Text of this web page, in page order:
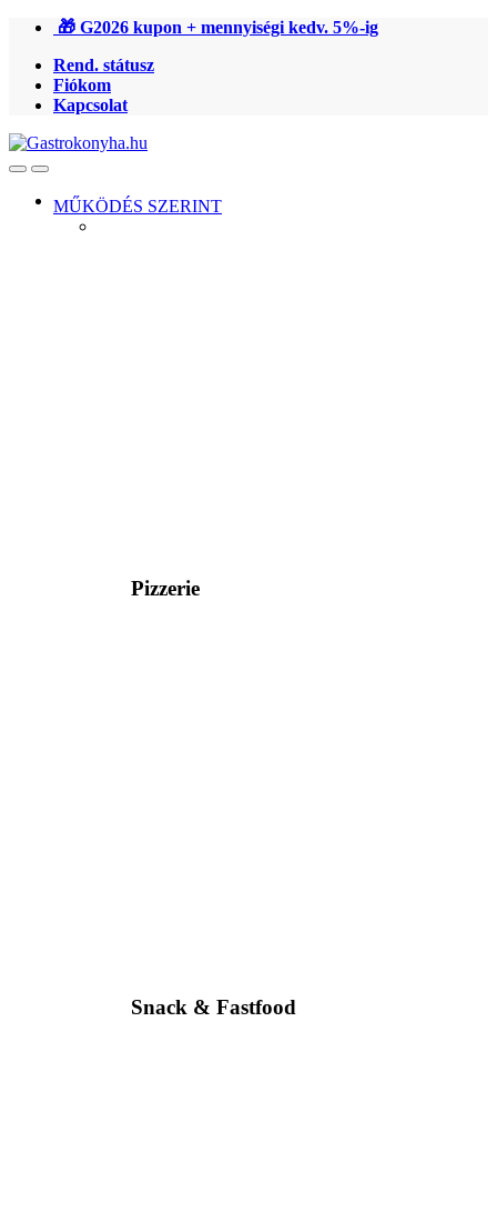
Ugrás
navigációhoz
Ugrás
tartalomra
🎁 G2026 kupon + mennyiségi kedv. 5%-ig
Rend. státusz
Fiókom
Kapcsolat
OpenClose
MŰKÖDÉS SZERINT
Pizzerie
Snack & Fastfood